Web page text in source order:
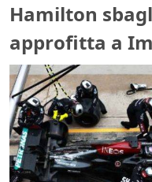
Hamilton
approfitta a